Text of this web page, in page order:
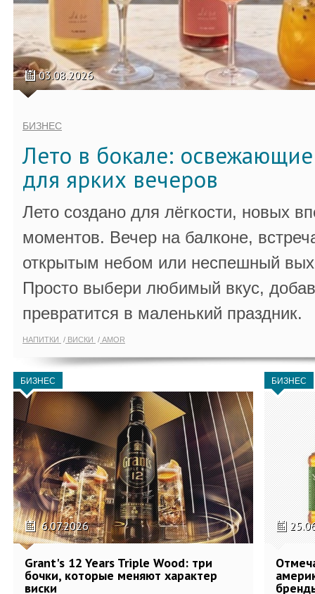
03.08.2026
БИЗНЕС
Лето в бокале:
для ярких вечеров
Лето создано для лёгкости, новых
моментов. Вечер на балконе,
открытым небом или неспешный
Просто выбери любимый вкус,
превратится в маленький праздник.
НАПИТКИ ВИСКИ AMOR
БИЗНЕС
6.07.2026
Grant's 12 Years Triple Wood: три
бочки, которые меняют характер
виски
БИЗНЕС